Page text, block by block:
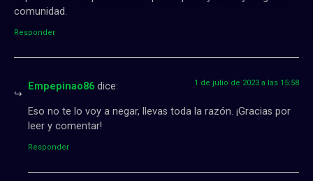
comunidad.
Responder
Empepinao86 dice: 1 de julio de 2023 a las 15:58
Eso no te lo voy a negar, llevas toda la razón. ¡Gracias por
leer y comentar!
Responder